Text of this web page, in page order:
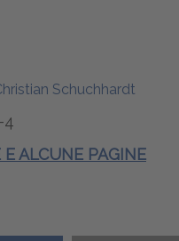
Schuchhardt
4
ALCUNE PAGINE